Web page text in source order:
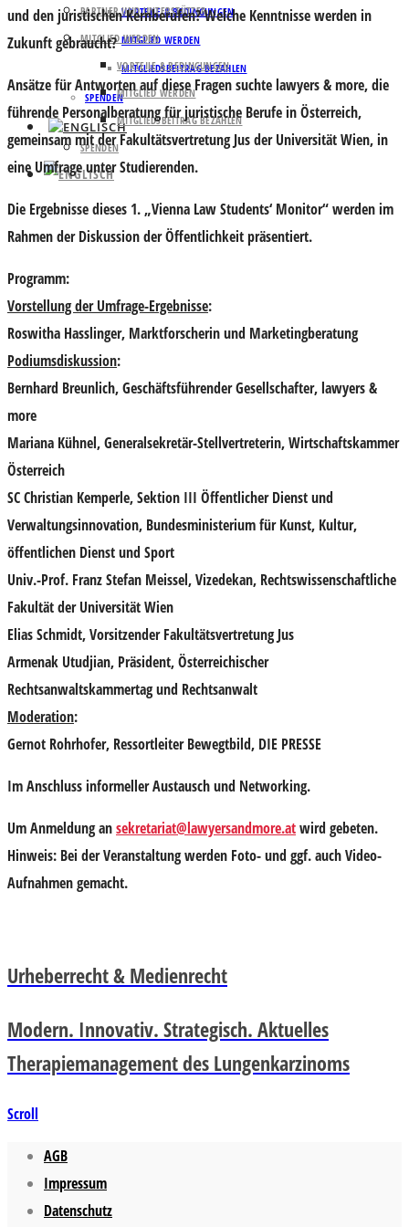
VORTEILE & BEDINGUNGEN
MITGLIED WERDEN
MITGLIEDSBEITRAG BEZAHLEN
SPENDEN
PARTNER UND UNTERSTÜTZER
MITGLIED WERDEN
VORTEILE & BEDINGUNGEN
MITGLIED WERDEN
MITGLIEDSBEITRAG BEZAHLEN
SPENDEN
und den juristischen Kernberufen? Welche Kenntnisse werden in
Zukunft gebraucht?
Ansätze für Antworten auf diese Fragen suchte lawyers & more, die
führende Personalberatung für juristische Berufe in Österreich,
gemeinsam mit der Fakultätsvertretung Jus der Universität Wien, in
eine Umfrage unter Studierenden.
Die Ergebnisse dieses 1. „Vienna Law Students‘ Monitor“ werden im
Rahmen der Diskussion der Öffentlichkeit präsentiert.
Programm:
Vorstellung der Umfrage-Ergebnisse:
Roswitha Hasslinger, Marktforscherin und Marketingberatung
Podiumsdiskussion:
Bernhard Breunlich, Geschäftsführender Gesellschafter, lawyers &
more
Mariana Kühnel, Generalsekretär-Stellvertreterin, Wirtschaftskammer
Österreich
SC Christian Kemperle, Sektion III Öffentlicher Dienst und
Verwaltungsinnovation, Bundesministerium für Kunst, Kultur,
öffentlichen Dienst und Sport
Univ.-Prof. Franz Stefan Meissel, Vizedekan, Rechtswissenschaftliche
Fakultät der Universität Wien
Elias Schmidt, Vorsitzender Fakultätsvertretung Jus
Armenak Utudjian, Präsident, Österreichischer
Rechtsanwaltskammertag und Rechtsanwalt
Moderation:
Gernot Rohrhofer, Ressortleiter Bewegtbild, DIE PRESSE
Im Anschluss informeller Austausch und Networking.
UmAnmeldungansekretariat@lawyersandmore.atwird gebeten.
Hinweis: Bei der Veranstaltung werden Foto- und ggf. auch Video-
Aufnahmen gemacht.
Urheberrecht & Medienrecht
Modern. Innovativ. Strategisch. Aktuelles
Therapiemanagement des Lungenkarzinoms
Scroll
AGB
Impressum
Datenschutz